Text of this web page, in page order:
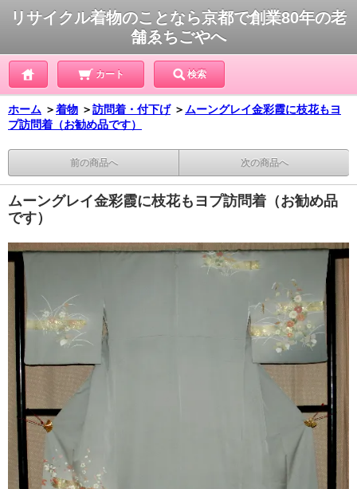
リサイクル着物のことなら京都で創業80年の老
舗ゑちごやへ
カート 検索
ホーム ＞着物 ＞訪問着・付下げ ＞ ムーングレイ金彩霞に枝花もヨ
プ訪問着（お勧め品です）
前の商品へ 次の商品へ
ムーングレイ金彩霞に枝花もヨプ訪問着（お勧め品
です）